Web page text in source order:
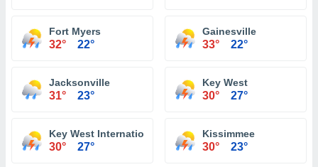
Fort Myers
32° 22°
Gainesville
33° 22°
Jacksonville
31° 23°
Key West
30° 27°
Key West International Airport
30° 27°
Kissimmee
30° 23°